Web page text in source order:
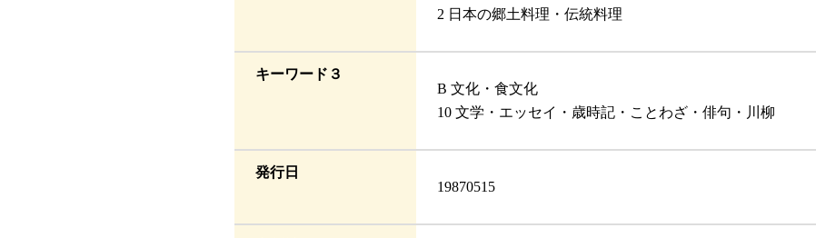
2 日本の郷土料理・伝統料理
キーワード３
B 文化・食文化
10 文学・エッセイ・歳時記・ことわざ・俳句・川柳
発行日
19870515